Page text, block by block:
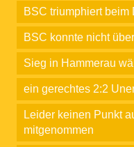
BSC triumphiert beim
BSC konnte nicht
Sieg in Hammerau
ein gerechtes 2:2
Leider keinen Punkt
mitgenommen